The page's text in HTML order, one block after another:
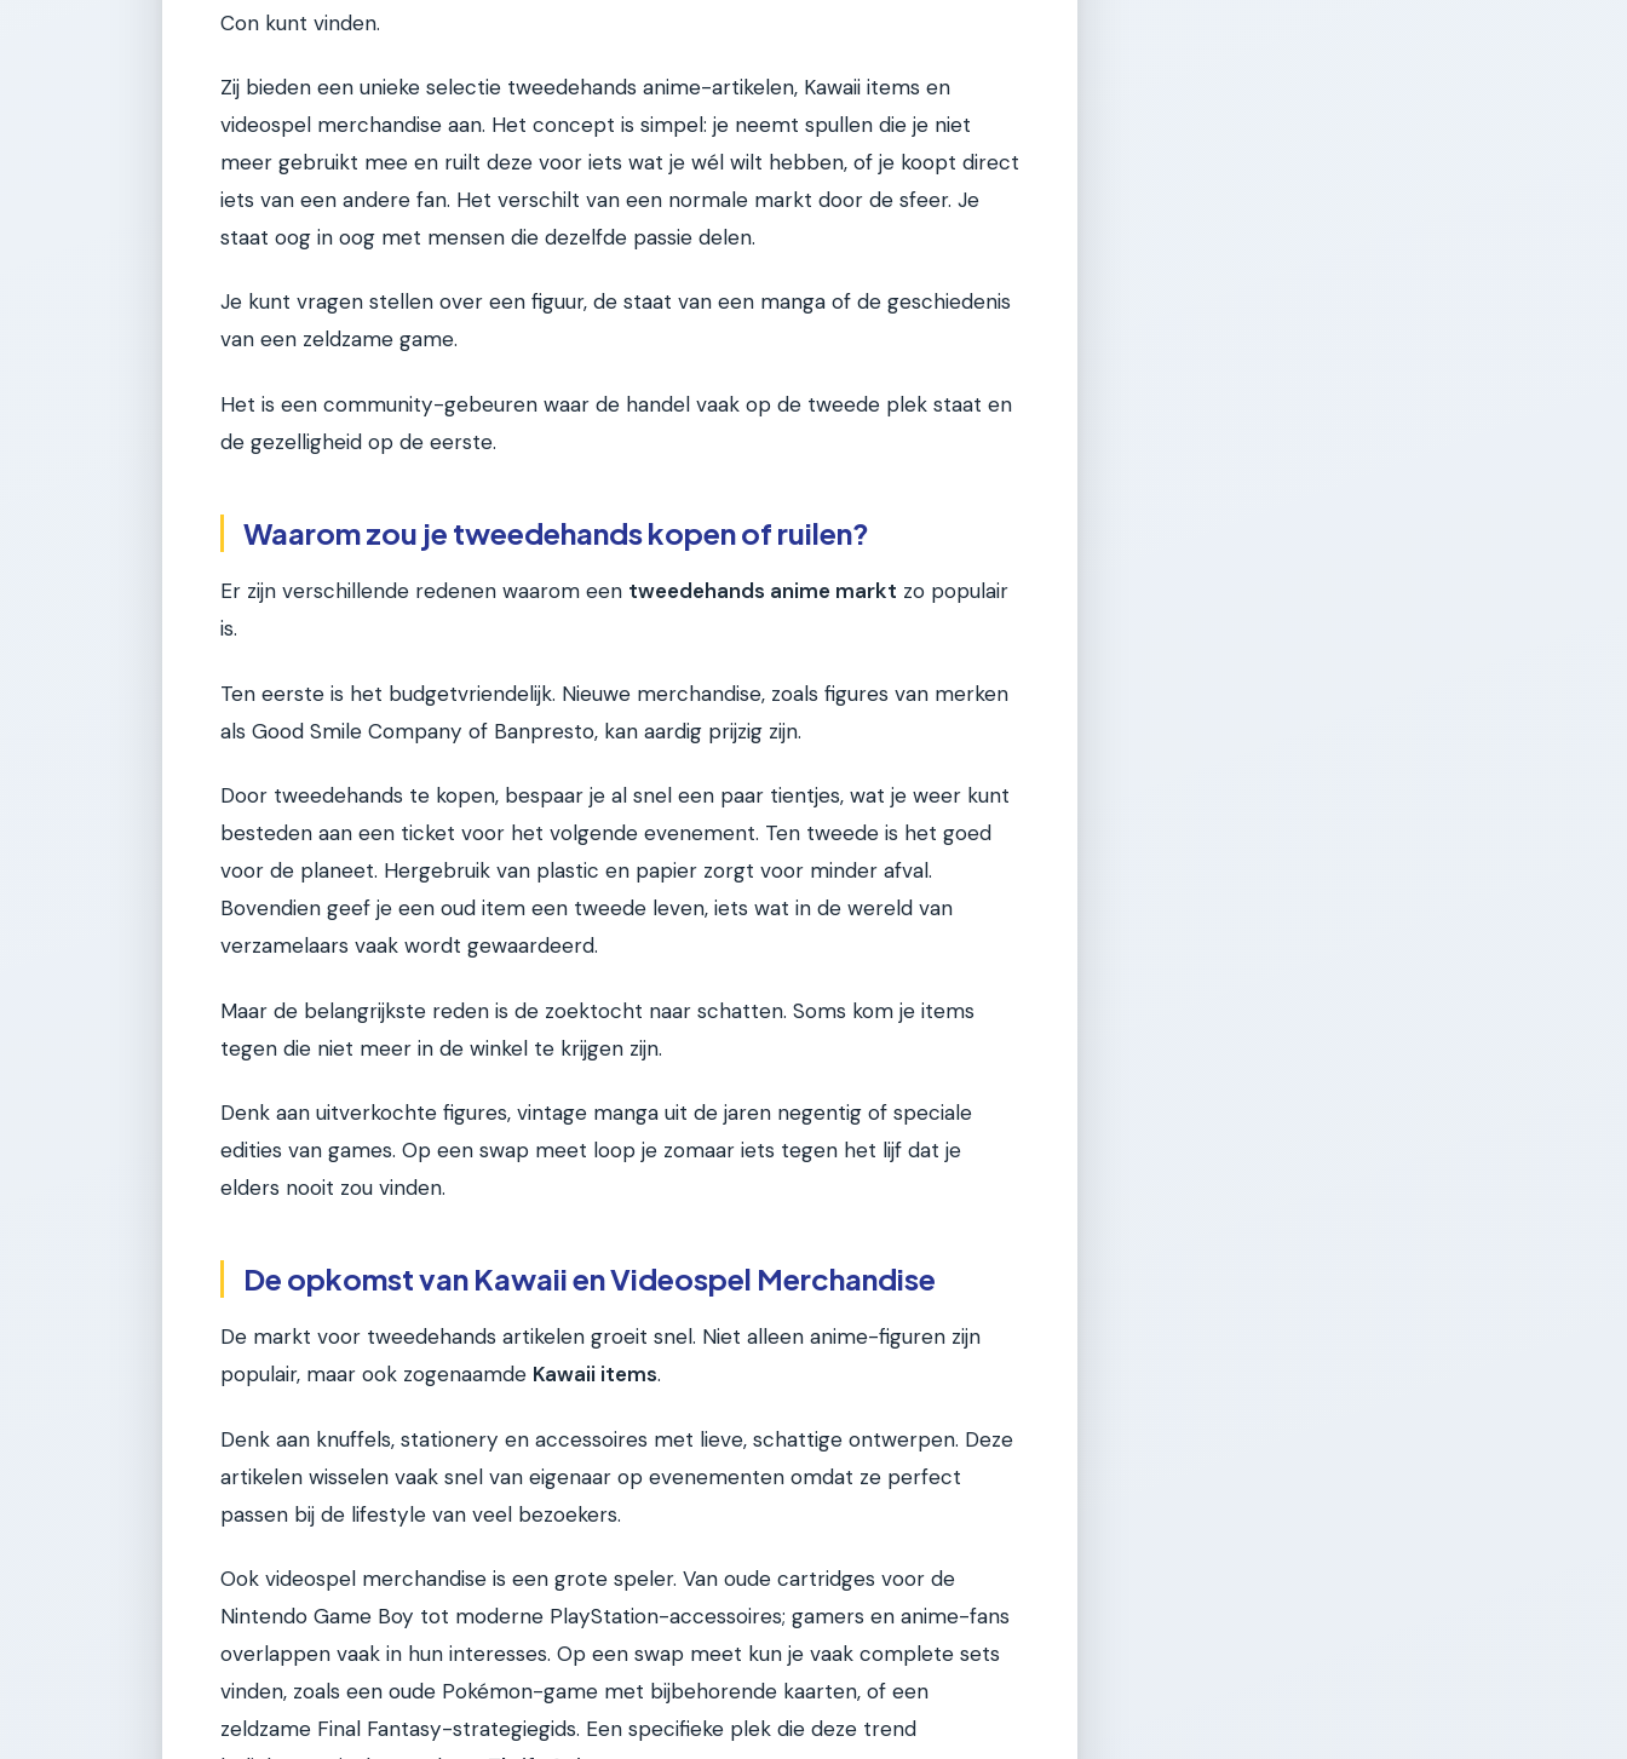
Con kunt vinden.
Zij bieden een unieke selectie tweedehands anime-artikelen, Kawaii items en
videospel merchandise aan. Het concept is simpel: je neemt spullen die je niet
meer gebruikt mee en ruilt deze voor iets wat je wél wilt hebben, of je koopt direct
iets van een andere fan. Het verschilt van een normale markt door de sfeer. Je
staat oog in oog met mensen die dezelfde passie delen.
Je kunt vragen stellen over een figuur, de staat van een manga of de geschiedenis
van een zeldzame game.
Het is een community-gebeuren waar de handel vaak op de tweede plek staat en
de gezelligheid op de eerste.
Waarom zou je tweedehands kopen of ruilen?
Er zijn verschillende redenen waarom een tweedehands anime markt zo populair
is.
Ten eerste is het budgetvriendelijk. Nieuwe merchandise, zoals figures van merken
als Good Smile Company of Banpresto, kan aardig prijzig zijn.
Door tweedehands te kopen, bespaar je al snel een paar tientjes, wat je weer kunt
besteden aan een ticket voor het volgende evenement. Ten tweede is het goed
voor de planeet. Hergebruik van plastic en papier zorgt voor minder afval.
Bovendien geef je een oud item een tweede leven, iets wat in de wereld van
verzamelaars vaak wordt gewaardeerd.
Maar de belangrijkste reden is de zoektocht naar schatten. Soms kom je items
tegen die niet meer in de winkel te krijgen zijn.
Denk aan uitverkochte figures, vintage manga uit de jaren negentig of speciale
edities van games. Op een swap meet loop je zomaar iets tegen het lijf dat je
elders nooit zou vinden.
De opkomst van Kawaii en Videospel Merchandise
De markt voor tweedehands artikelen groeit snel. Niet alleen anime-figuren zijn
populair, maar ook zogenaamde Kawaii items.
Denk aan knuffels, stationery en accessoires met lieve, schattige ontwerpen. Deze
artikelen wisselen vaak snel van eigenaar op evenementen omdat ze perfect
passen bij de lifestyle van veel bezoekers.
Ook videospel merchandise is een grote speler. Van oude cartridges voor de
Nintendo Game Boy tot moderne PlayStation-accessoires; gamers en anime-fans
overlappen vaak in hun interesses. Op een swap meet kun je vaak complete sets
vinden, zoals een oude Pokémon-game met bijbehorende kaarten, of een
zeldzame Final Fantasy-strategiegids. Een specifieke plek die deze trend